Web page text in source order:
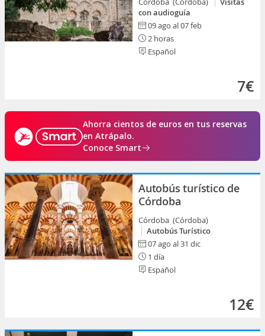
con audioguía
09 ago al 07 feb
2 horas
Español
7€
Ahorra cientos de euros en tus reservas
en Atrápalo.
Conoce Smart
Autobús turístico de
Córdoba
Córdoba (Córdoba)
Autobús Turístico
07 ago al 31 dic
1 día
Español
12€